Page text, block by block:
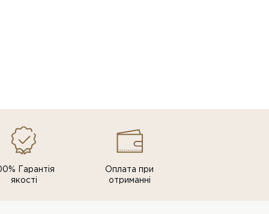
Гарантія
якості
Оплата при
отриманні